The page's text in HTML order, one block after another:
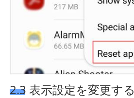
2.3 表示設定を変更する